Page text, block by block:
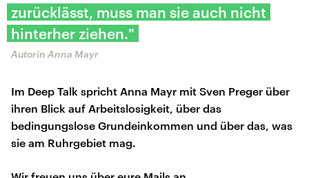
zurücklässt, muss man sie auch nicht
hinterher ziehen."
Autorin Anna Mayr
Im Deep Talk spricht Anna Mayr mit Sven Preger über
ihren Blick auf Arbeitslosigkeit, über das
bedingungslose Grundeinkommen und über das, was
sie am Ruhrgebiet mag.